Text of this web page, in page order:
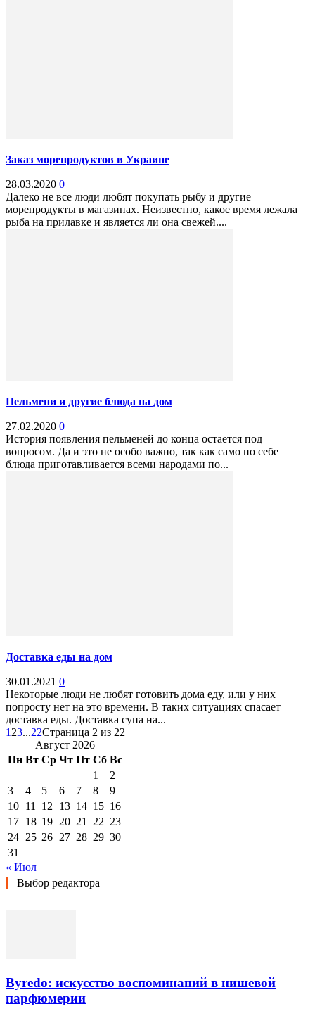
Заказ морепродуктов в Украине
28.03.2020 0
Далеко не все люди любят покупать рыбу и другие
морепродукты в магазинах. Неизвестно, какое время лежала
рыба на прилавке и является ли она свежей....
Пельмени и другие блюда на дом
27.02.2020 0
История появления пельменей до конца остается под
вопросом. Да и это не особо важно, так как само по себе
блюда приготавливается всеми народами по...
Доставка еды на дом
30.01.2021 0
Некоторые люди не любят готовить дома еду, или у них
попросту нет на это времени. В таких ситуациях спасает
доставка еды. Доставка супа на...
1 23...22Страница 2 из 22
Август 2026
Пн Вт Ср Чт Пт Сб Вс
1
2
3
4 5 6 7 8
9
10 11 12 13 14 15 16
17 18 19 20 21 22 23
24 25 26 27 28 29 30
31
« Июл
Выбор редактора
Byredo: искусство воспоминаний в нишевой
парфюмерии